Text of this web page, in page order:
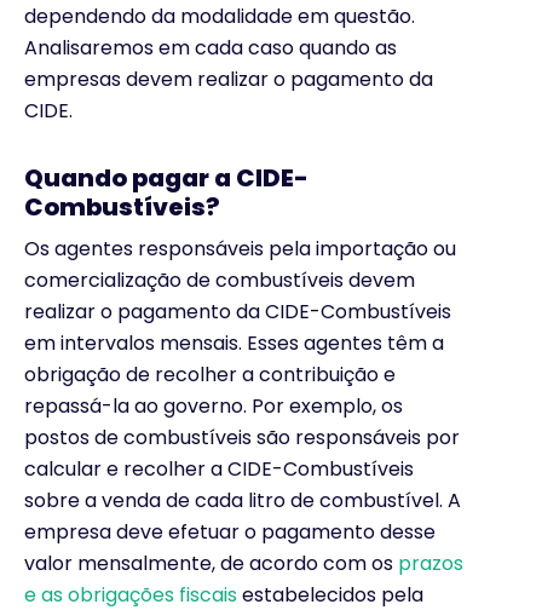
dependendo da modalidade em questão.
Analisaremos em cada caso quando as
empresas devem realizar o pagamento da
CIDE.
Quando pagar a CIDE-
Combustíveis?
Os agentes responsáveis pela importação ou
comercialização de combustíveis devem
realizar o pagamento da CIDE-Combustíveis
em intervalos mensais. Esses agentes têm a
obrigação de recolher a contribuição e
repassá-la ao governo. Por exemplo, os
postos de combustíveis são responsáveis por
calcular e recolher a CIDE-Combustíveis
sobre a venda de cada litro de combustível. A
empresa deve efetuar o pagamento desse
valor mensalmente, de acordo com os prazos
e as obrigações fiscaisestabelecidos pela